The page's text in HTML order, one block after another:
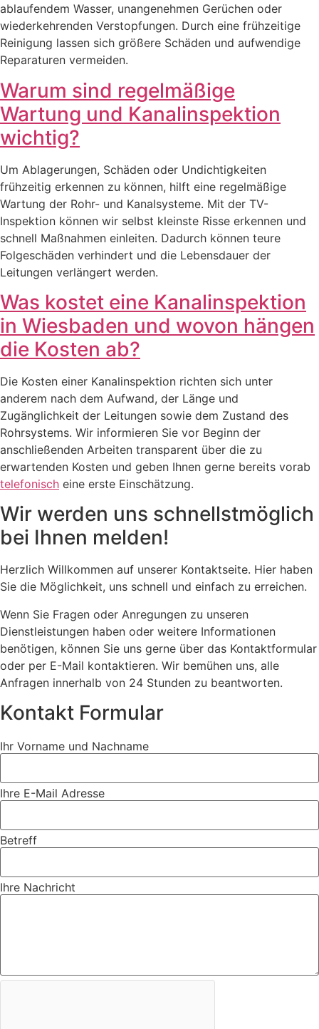
ablaufendem Wasser, unangenehmen Gerüchen oder
wiederkehrenden Verstopfungen. Durch eine frühzeitige
Reinigung lassen sich größere Schäden und aufwendige
Reparaturen vermeiden.
Warum sind regelmäßige
Wartung und Kanalinspektion
wichtig?
Um Ablagerungen, Schäden oder Undichtigkeiten
frühzeitig erkennen zu können, hilft eine regelmäßige
Wartung der Rohr- und Kanalsysteme. Mit der TV-
Inspektion können wir selbst kleinste Risse erkennen und
schnell Maßnahmen einleiten. Dadurch können teure
Folgeschäden verhindert und die Lebensdauer der
Leitungen verlängert werden.
Was kostet eine Kanalinspektion
in Wiesbaden und wovon hängen
die Kosten ab?
Die Kosten einer Kanalinspektion richten sich unter
anderem nach dem Aufwand, der Länge und
Zugänglichkeit der Leitungen sowie dem Zustand des
Rohrsystems. Wir informieren Sie vor Beginn der
anschließenden Arbeiten transparent über die zu
erwartenden Kosten und geben Ihnen gerne bereits vorab
telefonisch eine erste Einschätzung.
Wir werden uns schnellstmöglich
bei Ihnen melden!
Herzlich Willkommen auf unserer Kontaktseite. Hier haben
Sie die Möglichkeit, uns schnell und einfach zu erreichen.
Wenn Sie Fragen oder Anregungen zu unseren
Dienstleistungen haben oder weitere Informationen
benötigen, können Sie uns gerne über das Kontaktformular
oder per E-Mail kontaktieren. Wir bemühen uns, alle
Anfragen innerhalb von 24 Stunden zu beantworten.
Kontakt Formular
Ihr Vorname und Nachname
Ihre E-Mail Adresse
Betreff
Ihre Nachricht